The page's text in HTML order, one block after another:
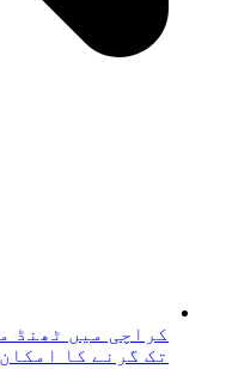
تک گرنے کا امکان